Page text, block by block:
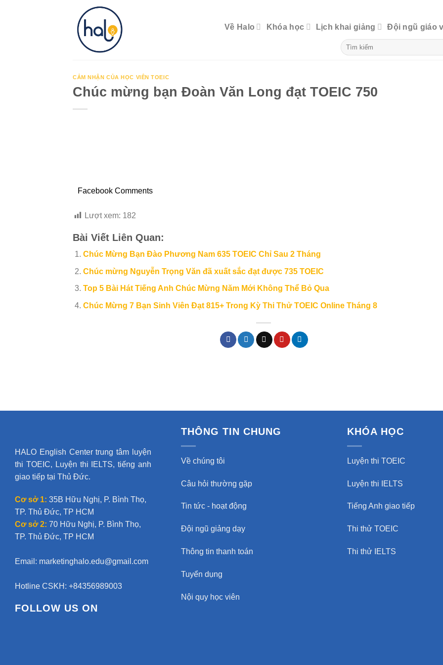
Về Halo Khóa học Lịch khai giảng Đội ngũ giáo
CẢM NHẬN CỦA HỌC VIÊN TOEIC
Chúc mừng bạn Đoàn Văn Long đạt TOEIC 750
Facebook Comments
Lượt xem: 182
Bài Viết Liên Quan:
Chúc Mừng Bạn Đào Phương Nam 635 TOEIC Chỉ Sau 2 Tháng
Chúc mừng Nguyễn Trọng Văn đã xuất sắc đạt được 735 TOEIC
Top 5 Bài Hát Tiếng Anh Chúc Mừng Năm Mới Không Thể Bỏ Qua
Chúc Mừng 7 Bạn Sinh Viên Đạt 815+ Trong Kỳ Thi Thử TOEIC Online Tháng 8
HALO English Center trung tâm luyện
thi TOEIC, Luyện thi IELTS, tiếng anh
giao tiếp tại Thủ Đức.
Cơ sở 1: 35B Hữu Nghị, P. Bình Thọ,
TP. Thủ Đức, TP HCM
Cơ sở 2: 70 Hữu Nghị, P. Bình Thọ,
TP. Thủ Đức, TP HCM
Email: marketinghalo.edu@gmail.com
Hotline CSKH: +84356989003
FOLLOW US ON
THÔNG TIN CHUNG
Về chúng tôi
Câu hỏi thường gặp
Tin tức - hoạt động
Đội ngũ giảng dạy
Thông tin thanh toán
Tuyển dụng
Nội quy học viên
KHÓA HỌC
Luyện thi TOEIC
Luyện thi IELTS
Tiếng Anh giao tiếp
Thi thử TOEIC
Thi thử IELTS